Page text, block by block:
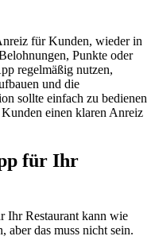
für Kunden, wieder in
Punkte oder
regelmäßig nutzen,
und die
sollte einfach zu bedienen
einen klaren Anreiz
für Ihr
Ihr Restaurant kann wie
aber das muss nicht sein.